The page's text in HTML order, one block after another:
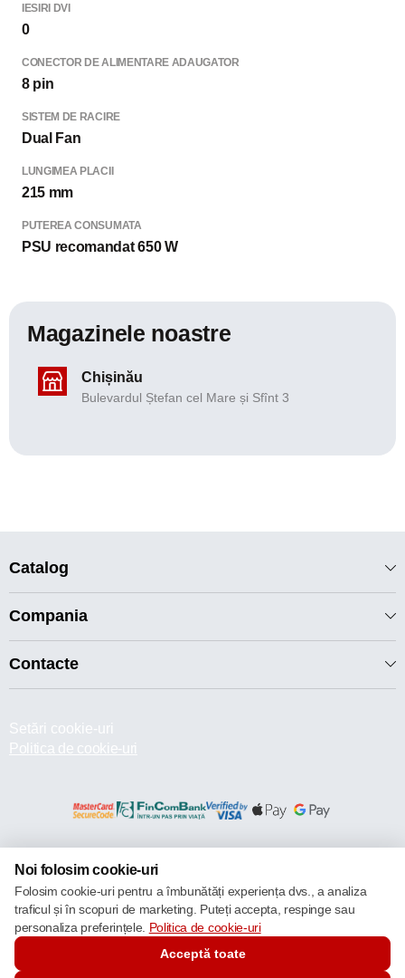
IESIRI DVI
0
CONECTOR DE ALIMENTARE ADAUGATOR
8 pin
SISTEM DE RACIRE
Dual Fan
LUNGIMEA PLACII
215 mm
PUTEREA CONSUMATA
PSU recomandat 650 W
Magazinele noastre
Chișinău
Bulevardul Ștefan cel Mare și Sfînt 3
Catalog
Compania
Contacte
Setări cookie-uri
Politica de cookie-uri
Noi folosim cookie-uri
Folosim cookie-uri pentru a îmbunătăți experiența dvs., a analiza
traficul și în scopuri de marketing. Puteți accepta, respinge sau
personaliza preferințele. Politica de cookie-uri
Acceptă toate